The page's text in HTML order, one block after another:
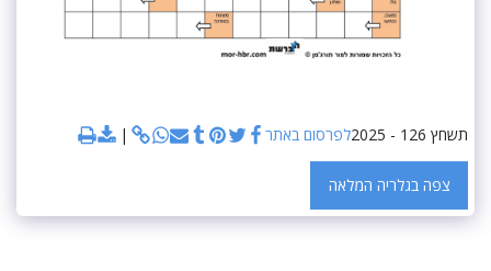
תשחץ 126 - 2025 לפרסום באתר
צפה בגלריה המלאה